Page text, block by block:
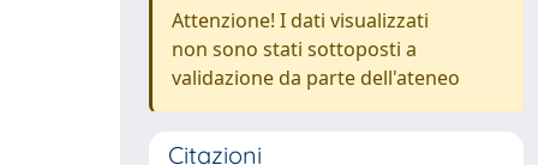
Attenzione! I dati visualizzati
non sono stati sottoposti a
validazione da parte dell'ateneo
Citazioni